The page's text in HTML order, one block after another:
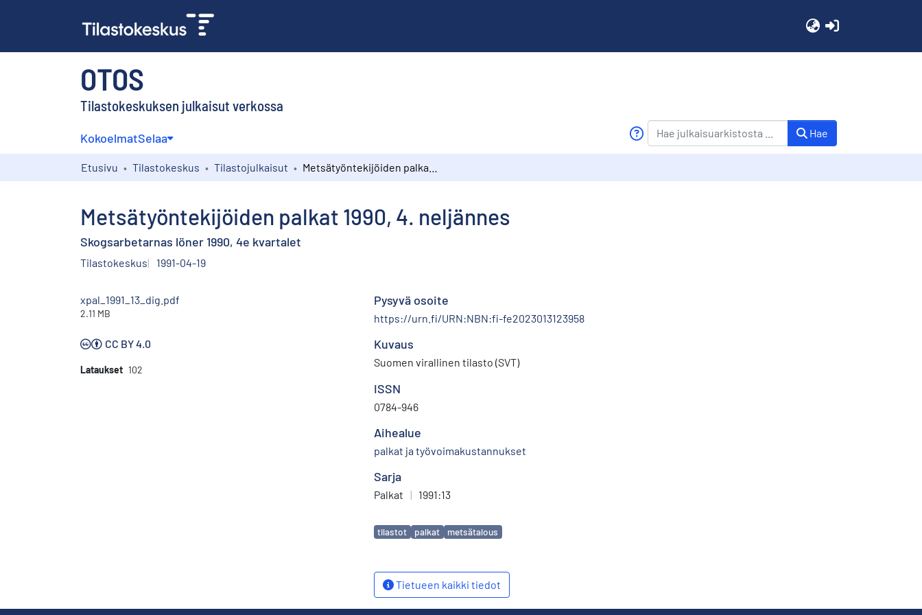
OTOS
Tilastokeskuksen julkaisut verkossa
KokoelmatSelaa Hae
Etusivu Tilastokeskus Tilastojulkaisut
Metsätyöntekijöiden palkat 1990, 4. neljännes
Skogsarbetarnas löner 1990, 4e kvartalet
Tilastokeskus 1991-04-19
xpal_1991_13_dig.pdf
2.11 MB
CC BY 4.0
Lataukset 102
Pysyvä osoite
https://urn.fi/URN:NBN:fi-fe2023013123958
Kuvaus
Suomen virallinen tilasto (SVT)
ISSN
0784-946
Aihealue
palkat ja työvoimakustannukset
Sarja
Palkat | 1991:13
Avainsanat
tilastot palkat metsätalous
Tietueen kaikki tiedot